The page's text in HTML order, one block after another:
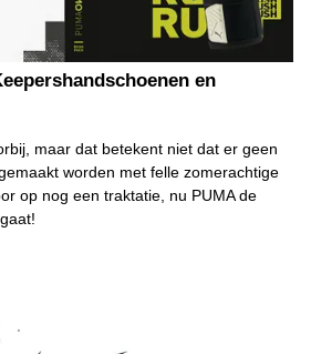
en
maar dat betekent niet dat er geen
worden met felle zomerachtige
op nog een traktatie, nu PUMA de